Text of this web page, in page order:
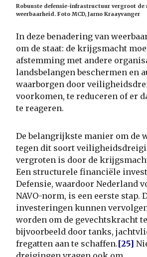
Robuuste defensie-infrastructuur vergroot
weerbaarheid. Foto MCD, Jarno Kraayvanger
In deze benadering van
om de staat: de krijgsmacht
afstemming met andere
landsbelangen beschermen en
waarborgen door
voorkomen, te reduceren of er
te reageren.
De belangrijkste manier om de
tegen dit soort
vergroten is door de
Een structurele financiële
Defensie, waardoor Nederland
NAVO-norm, is een eerste stap.
investeringen kunnen
worden om de gevechtskracht
bijvoorbeeld door tanks,
fregatten aan te schaffen.[25]